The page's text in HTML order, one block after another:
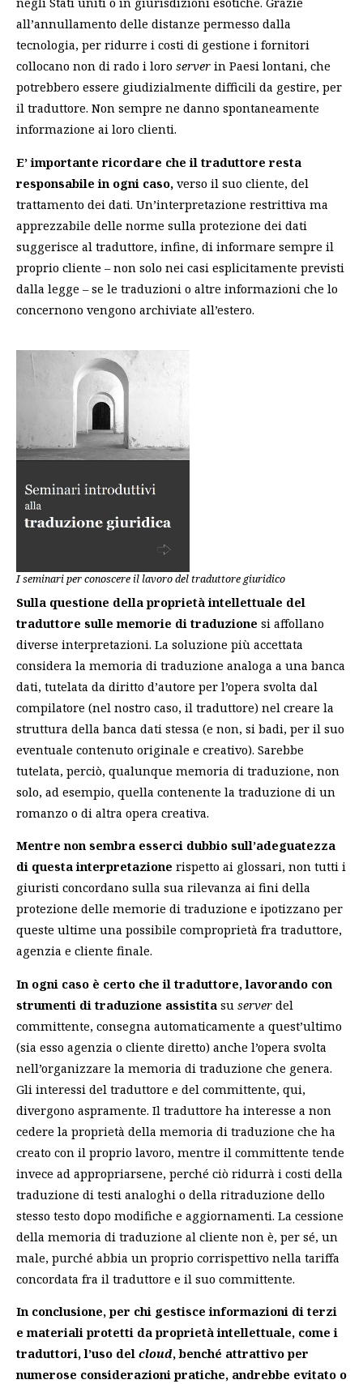
all’annullamento delle distanze permesso dalla
tecnologia, per ridurre i costi di gestione i fornitori
collocano non di rado i loro server in Paesi lontani, che
potrebbero essere giudizialmente difficili da gestire, per
il traduttore. Non sempre ne danno spontaneamente
informazione ai loro clienti.
E’ importante ricordare che il traduttore resta
responsabile in ogni caso, verso il suo cliente, del
trattamento dei dati. Un’interpretazione restrittiva ma
apprezzabile delle norme sulla protezione dei dati
suggerisce al traduttore, infine, di informare sempre il
proprio cliente – non solo nei casi esplicitamente previsti
dalla legge – se le traduzioni o altre informazioni che lo
concernono vengono archiviate all’estero.
I seminari per conoscere il lavoro del traduttore giuridico
Sulla questione della proprietà intellettuale del
traduttore sulle memorie di traduzione si affollano
diverse interpretazioni. La soluzione più accettata
considera la memoria di traduzione analoga a una banca
dati, tutelata da diritto d’autore per l’opera svolta dal
compilatore (nel nostro caso, il traduttore) nel creare la
struttura della banca dati stessa (e non, si badi, per il suo
eventuale contenuto originale e creativo). Sarebbe
tutelata, perciò, qualunque memoria di traduzione, non
solo, ad esempio, quella contenente la traduzione di un
romanzo o di altra opera creativa.
Mentre non sembra esserci dubbio sull’adeguatezza
di questa interpretazione rispetto ai glossari, non tutti i
giuristi concordano sulla sua rilevanza ai fini della
protezione delle memorie di traduzione e ipotizzano per
queste ultime una possibile comproprietà fra traduttore,
agenzia e cliente finale.
In ogni caso è certo che il traduttore, lavorando con
strumenti di traduzione assistita su server del
committente, consegna automaticamente a quest’ultimo
(sia esso agenzia o cliente diretto) anche l’opera svolta
nell’organizzare la memoria di traduzione che genera.
Gli interessi del traduttore e del committente, qui,
divergono aspramente. Il traduttore ha interesse a non
cedere la proprietà della memoria di traduzione che ha
creato con il proprio lavoro, mentre il committente tende
invece ad appropriarsene, perché ciò ridurrà i costi della
traduzione di testi analoghi o della ritraduzione dello
stesso testo dopo modifiche e aggiornamenti. La cessione
della memoria di traduzione al cliente non è, per sé, un
male, purché abbia un proprio corrispettivo nella tariffa
concordata fra il traduttore e il suo committente.
In conclusione, per chi gestisce informazioni di terzi
e materiali protetti da proprietà intellettuale, come i
traduttori, l’uso del cloud, benché attrattivo per
numerose considerazioni pratiche, andrebbe evitato o